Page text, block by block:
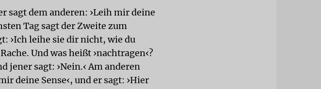
sagt dem anderen: ›Leih mir deine
Tag sagt der Zweite zum
›Ich leihe sie dir nicht, wie du
Und was heißt ›nachtragen‹?
jener sagt: ›Nein.‹ Am anderen
deine Sense‹, und er sagt: ›Hier